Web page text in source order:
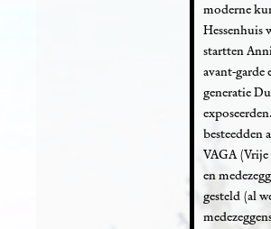
moderne
Hessenhuis
startten
avant-garde
generatie
besteedden
VAGA
en
gesteld (al